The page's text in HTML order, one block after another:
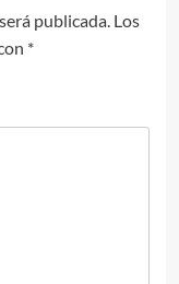
publicada. Los
*